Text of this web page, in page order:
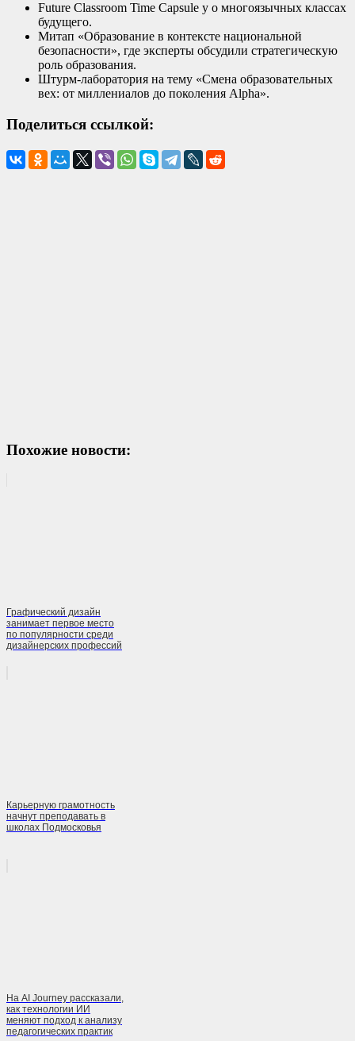
Future Classroom Time Capsule у о многоязычных классах
будущего.
Митап «Образование в контексте национальной
безопасности», где эксперты обсудили стратегическую
роль образования.
Штурм-лаборатория на тему «Смена образовательных
вех: от миллениалов до поколения Alpha».
Поделиться ссылкой:
Похожие новости:
Графический дизайн
занимает первое место
по популярности среди
дизайнерских профессий
Карьерную грамотность
начнут преподавать в
школах Подмосковья
На AI Journey рассказали,
как технологии ИИ
меняют подход к анализу
педагогических практик